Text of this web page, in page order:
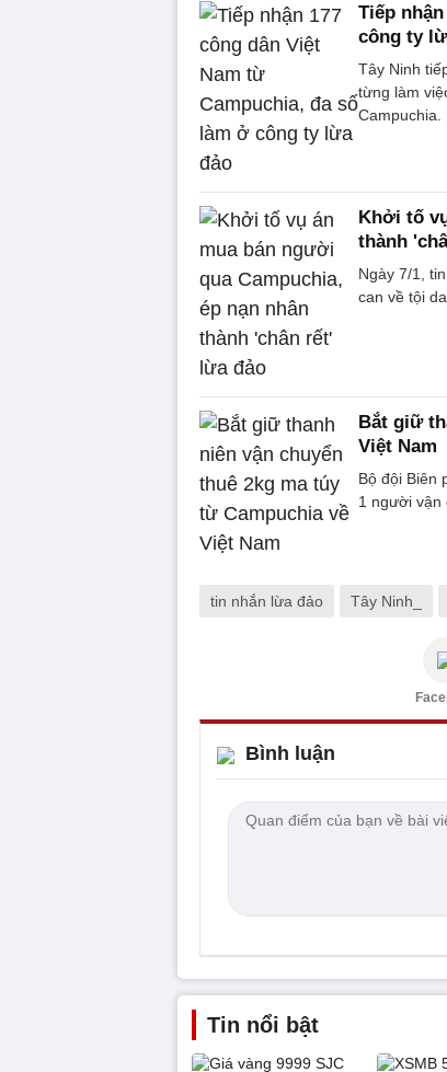
Tiếp
công ty
Tây Ninh
từng làm
Campuchia.
Khởi tố
thành
Ngày 7/1,
can về tội
Bắt giữ
Việt Nam
Bộ đội Biên
1 người vận
tin nhắn lừa đảo Tây Ninh_
Bình luận
Tin nổi bật